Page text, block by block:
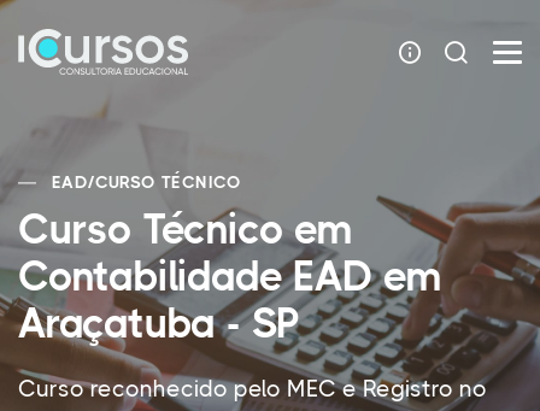
EAD/CURSO TÉCNICO
Curso Técnico em
Contabilidade EAD em
Araçatuba - SP
Curso reconhecido pelo MEC e Registro no